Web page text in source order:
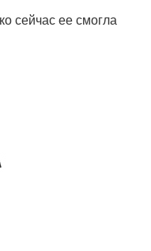
сейчас ее смогла